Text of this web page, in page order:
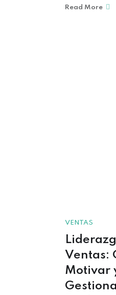
Read More
VENTAS
Ventas:
Motivar